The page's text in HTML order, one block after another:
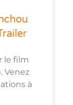
le film
Venez
à